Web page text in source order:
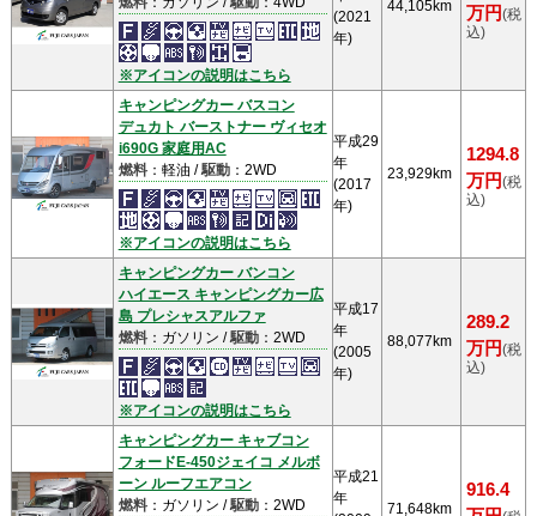
※アイコンの説明はこちら
(2021
年)
44,105km 万円(税
込)
キャンピングカー バスコン
デュカト バーストナー ヴィセオ
i690G 家庭用AC
燃料：軽油 /駆動：2WD
※アイコンの説明はこちら
平成29
年
(2017
年)
23,929km
1294.8
万円(税
込)
キャンピングカー バンコン
ハイエース キャンピングカー広
島 プレシャスアルファ
燃料：ガソリン /駆動：2WD
※アイコンの説明はこちら
平成17
年
(2005
年)
88,077km
289.2
万円(税
込)
キャンピングカー キャブコン
フォードE-450ジェイコ メルボ
ーン ルーフエアコン
燃料：ガソリン /駆動：2WD
平成21
年
71,648km
916.4